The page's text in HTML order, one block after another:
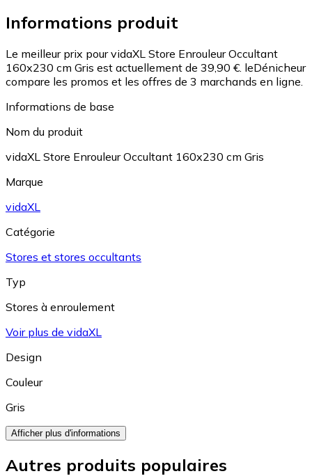
Informations produit
Le meilleur prix pour vidaXL Store Enrouleur Occultant
160x230 cm Gris est actuellement de 39,90 €. leDénicheur
compare les promos et les offres de 3 marchands en ligne.
Informations de base
Nom du produit
vidaXL Store Enrouleur Occultant 160x230 cm Gris
Marque
vidaXL
Catégorie
Stores et stores occultants
Typ
Stores à enroulement
Voir plus de vidaXL
Design
Couleur
Gris
Afficher plus d'informations
Autres produits populaires